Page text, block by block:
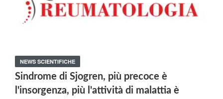
NEWS SCIENTIFICHE
Sindrome di Sjogren, più precoce è
l'insorgenza, più l'attività di malattia è